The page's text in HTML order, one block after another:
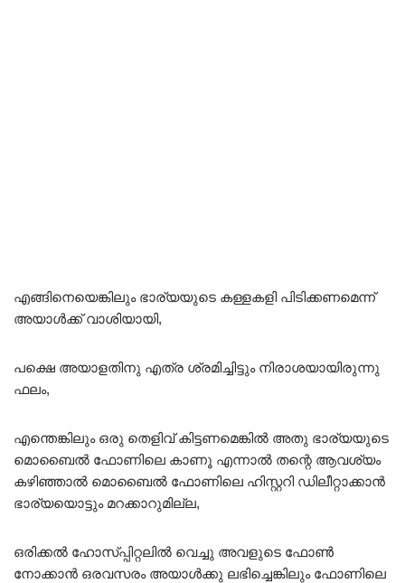
എങ്ങിനെയെങ്കിലും ഭാര്യയുടെ കള്ളകളി പിടിക്കണമെന്ന്
അയാൾക്ക് വാശിയായി,
പക്ഷെ അയാളതിനു എത്ര ശ്രമിച്ചിട്ടും നിരാശയായിരുന്നു
ഫലം,
എന്തെങ്കിലും ഒരു തെളിവ് കിട്ടണമെങ്കിൽ അതു ഭാര്യയുടെ
മൊബൈൽ ഫോണിലെ കാണൂ എന്നാൽ തന്റെ ആവശ്യം
കഴിഞ്ഞാൽ മൊബൈൽ ഫോണിലെ ഹിസ്റ്ററി ഡിലീറ്റാക്കാൻ
ഭാര്യയൊട്ടും മറക്കാറുമില്ല,
ഒരിക്കൽ ഹോസ്പ്പിറ്റലിൽ വെച്ചു അവളുടെ ഫോൺ
നോക്കാൻ ഒരവസരം അയാൾക്കു ലഭിച്ചെങ്കിലും ഫോണിലെ